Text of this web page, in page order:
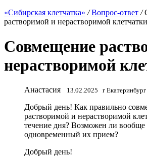
«Сибирская клетчатка» / Вопрос-ответ /
растворимой и нерастворимой клетчатки
Совмещение
нерастворимой
Анастасия 13.02.2025 г Екатеринбург
Добрый день! Как правильно
растворимой и нерастворимой
течение дня? Возможен ли вообще
одновременный их прием?
Добрый день!